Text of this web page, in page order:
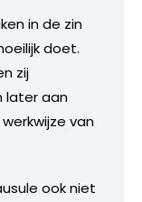
in de zin
doet.
zij
later aan
van
ook niet